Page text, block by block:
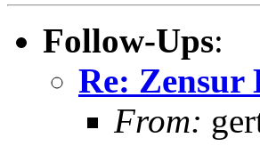
Follow-Ups:
Re: Zensur
From: